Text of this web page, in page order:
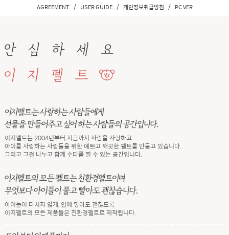
AGREEMENT / USER GUIDE / 개인정보취급방침 / PC VER
이지펠트는 2004년부터 지금까지 사람을 사랑하고
아이를 사랑하는 사람들을 위한 예쁘고 깨끗한 펠트를 만들고 있습니다.
그리고 그걸 나누고 함께 수다를 떨 수 있는 공간입니다.
아이들이 다치지 않게, 입에 닿아도 괜찮도록
이지펠트의 모든 제품들은 친환경펠트로 제작됩니다.